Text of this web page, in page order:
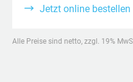
Jetzt online bestellen
Alle Preise sind netto, zzgl. 19%